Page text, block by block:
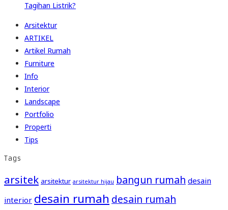
Tagihan Listrik?
Arsitektur
ARTIKEL
Artikel Rumah
Furniture
Info
Interior
Landscape
Portfolio
Properti
Tips
Tags
arsitek arsitektur arsitektur hijau bangun rumah desain
interior desain rumah desain rumah